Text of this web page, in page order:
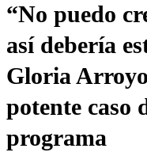
Deportes
Colo Colo
Motor
Economía
Vida
“No puedo
así debería
Gloria
potente caso
programa